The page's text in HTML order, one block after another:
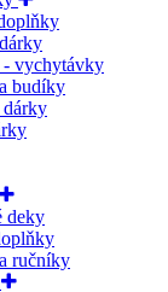
- vychytávky
budíky
deky
ručníky